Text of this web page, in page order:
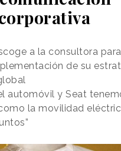
a la consultora
de su
automóvil y Seat
la movilidad